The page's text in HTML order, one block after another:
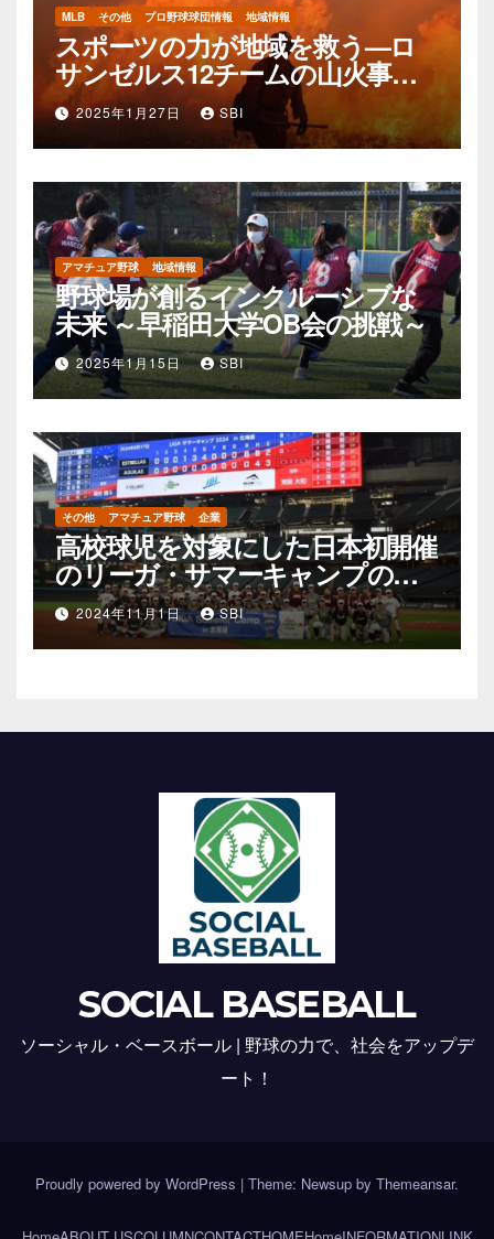
MLB その他 プロ野球球団情報 地域情報
スポーツの力が地域を救う—ロ
サンゼルス12チームの山火事支
援活動
2025年1月27日 SBI
アマチュア野球 地域情報
野球場が創るインクルーシブな
未来 ～早稲田大学OB会の挑戦～
2025年1月15日 SBI
その他 アマチュア野球 企業
高校球児を対象にした日本初開催
のリーガ・サマーキャンプの可
能性
2024年11月1日 SBI
SOCIAL BASEBALL
ソーシャル・ベースボール | 野球の力で、社会をアップデ
ート！
Proudly powered by WordPress | Theme: Newsup by Themeansar.